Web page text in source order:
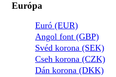
Európa
Euró (EUR)
Angol font (GBP)
Svéd korona (SEK)
Cseh korona (CZK)
Dán korona (DKK)